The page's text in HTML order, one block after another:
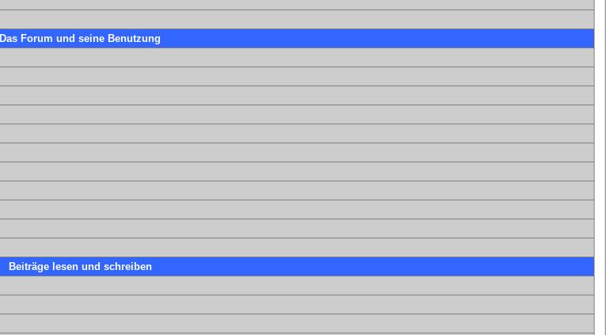
Das Forum und seine Benutzung
Beiträge lesen und schreiben